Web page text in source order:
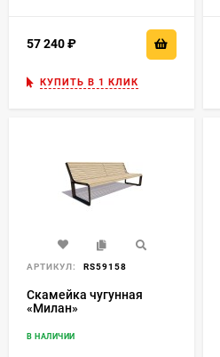
57 240
КУПИТЬ В 1 КЛИК
АРТИКУЛ: RS59158
Скамейка чугунная
«Милан»
В НАЛИЧИИ